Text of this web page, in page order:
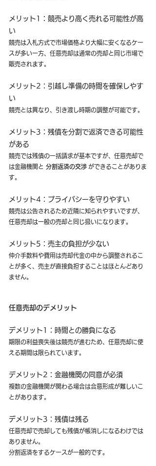
メリット1：競売より高く売れる可能性が高
い
競売は入札方式で市場価格より大幅に安くなるケー
スが多い一方、任意売却は通常の売却と同じ市場で
販売されます。
メリット2：引越し準備の時間を確保しやす
い
競売とは異なり、引き渡し時期の調整が可能です。
メリット3：残債を分割で返済できる可能性
がある
競売では残債の一括請求が基本ですが、任意売却で
は金融機関と 分割返済の交渉 ができることがありま
す。
メリット4：プライバシーを守りやすい
競売は公告されるため近隣に知られやすいですが、
任意売却は一般の売却と同じ扱いになります。
メリット5：売主の負担が少ない
仲介手数料や費用は売却代金の中から調整されるこ
とが多く、売主が直接負担することはほとんどあり
ません。
任意売却のデメリット
デメリット1：時間との勝負になる
期限の利益喪失後は競売が進むため、任意売却に使
える期間は限られています。
デメリット2：金融機関の同意が必須
複数の金融機関が関わる場合は合意形成が難しいこ
とがあります。
デメリット3：残債は残る
任意売却で売却しても残債が帳消しになるわけでは
ありません。
分割返済をするケースが一般的です。